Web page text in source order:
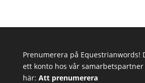
Prenumerera på Equestrianwords!
ett konto hos vår samarbetspartner
här: Att prenumerera